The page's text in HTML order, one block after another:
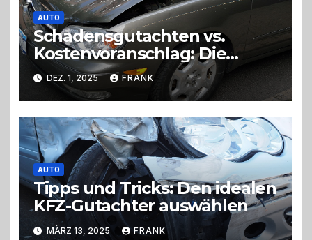
AUTO
Schadensgutachten vs.
Kostenvoranschlag: Die
wichtigsten Unterschiede
DEZ. 1, 2025 FRANK
AUTO
Tipps und Tricks: Den idealen
KFZ-Gutachter auswählen
MÄRZ 13, 2025 FRANK